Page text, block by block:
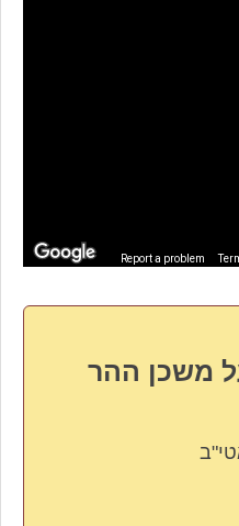
Report a problem
משכן ההר